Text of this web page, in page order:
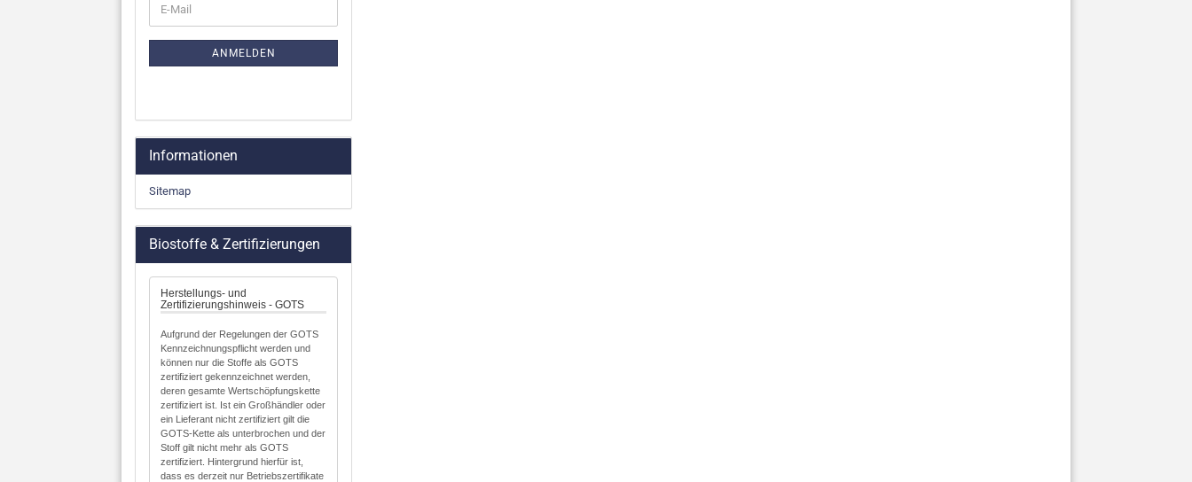
ZUR
ANMELDUNG
E-
Mail
ANMELDEN
Informationen
Sitemap
Biostoffe & Zertifizierungen
Herstellungs- und
Zertifizierungshinweis - GOTS
Aufgrund der Regelungen der GOTS
Kennzeichnungspflicht werden und
können nur die Stoffe als GOTS
zertifiziert gekennzeichnet werden,
deren gesamte Wertschöpfungskette
zertifiziert ist. Ist ein Großhändler oder
ein Lieferant nicht zertifiziert gilt die
GOTS-Kette als unterbrochen und der
Stoff gilt nicht mehr als GOTS
zertifiziert. Hintergrund hierfür ist,
dass es derzeit nur Betriebszertifikate